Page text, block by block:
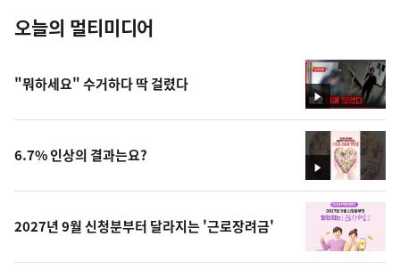
오늘의 멀티미디어
영
상
"뭐하세요" 수거하다 딱 걸렸다
영
상
6.7% 인상의 결과는요?
2027년 9월 신청분부터 달라지는 '근로장려금'